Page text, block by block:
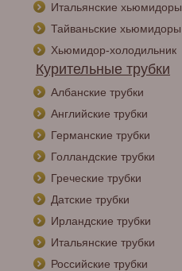
Итальянские хьюмидоры
Тайваньские хьюмидоры
Хьюмидор-холодильник
Курительные трубки
Албанские трубки
Английские трубки
Германские трубки
Голландские трубки
Греческие трубки
Датские трубки
Ирландские трубки
Итальянские трубки
Российские трубки